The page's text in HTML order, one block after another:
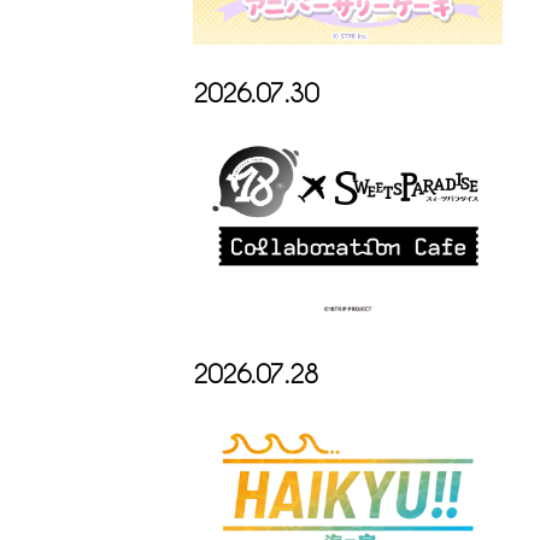
2026.07.30
2026.07.28